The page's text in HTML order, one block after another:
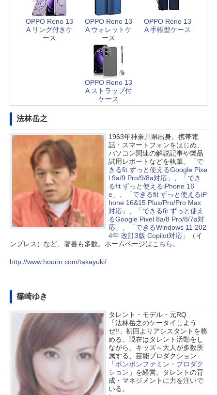
OPPO Reno 13
A リング付きケ
ース
OPPO Reno 13
A ウォレットケ
ース
OPPO Reno 13
A 手帳型ケース
OPPO Reno 13
A ストラップ付
ケース
法林岳之
1963年神奈川県出身。携帯電
話・スマートフォンをはじめ、
パソコン関連の解説記事や製品
試用レポートなどを執筆。「で
きるfit ずっと使えるGoogle Pixe
l 9a/9 Pro/9/8a対応」、「でき
るfit ずっと使えるiPhone 16
e 」、「できるfit ずっと使えるiP
hone 16&15 Plus/Pro/Pro Max
対応」、「できるfit ずっと使え
るGoogle Pixel 8a/8 Pro/8/7a対
応 」、「できるWindows 11 202
4年 改訂3版 Copilot対応」（イ
ンプレス）など、著書も多数。ホームページはこちら 。
http://www.hourin.com/takayuki/
篠崎ゆき
タレント・モデル・元RQ
「法林岳之のケータイしよう
ぜ!!」初回よりアシスタントを務
める。現在はタレント活動をし
ながら、キッズ～大人が多数所
属する、芸能プロダクション
「ボンボンファミン・プロダク
ション 」を経営。タレントの育
成・マネジメントに力を注いで
いる。